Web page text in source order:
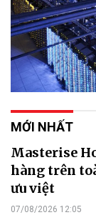
MỚI NHẤT
Masterise
hàng trên
ưu việt
07/08/2026 12:05